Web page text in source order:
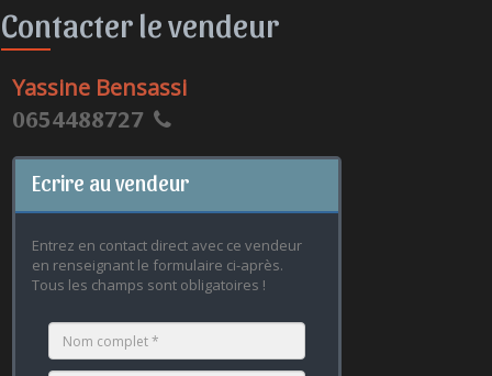
Contacter le vendeur
Yassine Bensassi
0654488727
Ecrire au vendeur
Entrez en contact direct avec ce vendeur
en renseignant le formulaire ci-après.
Tous les champs sont obligatoires !